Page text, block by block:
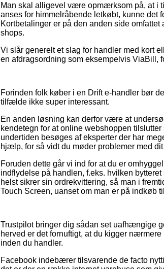
Man skal alligevel være opmærksom på, at i
anses for himmelråbende letkøbt, kunne det
Kortbetalinger er på den anden side
shops.
Vi slår generelt et slag for handler med kort
en afdragsordning som eksempelvis ViaBill,
Forinden folk køber i en Drift e-handler bør
tilfælde ikke super interessant.
En anden løsning kan derfor være at
kendetegn for at online webshoppen
undertiden besøges af eksperter der har
hjælp, for så vidt du møder problemer med
Foruden dette går vi ind for at du er
indflydelse på handlen, f.eks. hvilken
helst sikrer sin ordrekvittering, så man i
Touch Screen, uanset om man er på indkøb
Trustpilot bringer dig sådan set uafhængige
herved er det fornuftigt, at du kigger
inden du handler.
Facebook indebærer tilsvarende de facto